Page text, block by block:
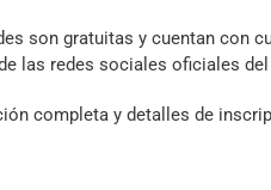
son gratuitas y cuentan con
las redes sociales oficiales
completa y detalles de